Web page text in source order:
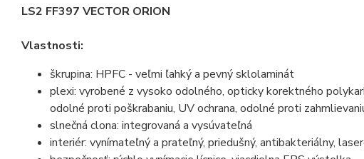
LS2 FF397 VECTOR ORION
Vlastnosti:
škrupina: HPFC - veľmi ľahký a pevný sklolaminát
plexi: vyrobené z vysoko odolného, opticky korektného
odolné proti poškrabaniu, UV ochrana, odolné proti
slnečná clona: integrovaná a vysúvateľná
interiér: vynímateľný a prateľný, priedušný, antibakteriálny,